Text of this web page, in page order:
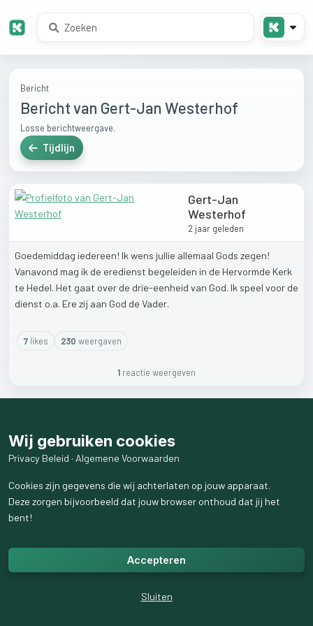
Bericht
Bericht van Gert-Jan Westerhof
Losse berichtweergave.
Tijdlijn
Gert-Jan
Westerhof
2 jaar geleden
Goedemiddag iedereen! Ik wens jullie allemaal Gods zegen!
Vanavond mag ik de eredienst begeleiden in de Hervormde Kerk
te Hedel. Het gaat over de drie-eenheid van God. Ik speel voor de
dienst o.a. Ere zij aan God de Vader.
7likes 230 weergaven
1 reactie weergeven
Wij gebruiken cookies
Privacy Beleid · Algemene Voorwaarden
Cookies zijn gegevens die wij achterlaten op jouw apparaat.
Deze zorgen bijvoorbeeld dat jouw browser onthoud dat jij het
bent!
Accepteren
Sluiten